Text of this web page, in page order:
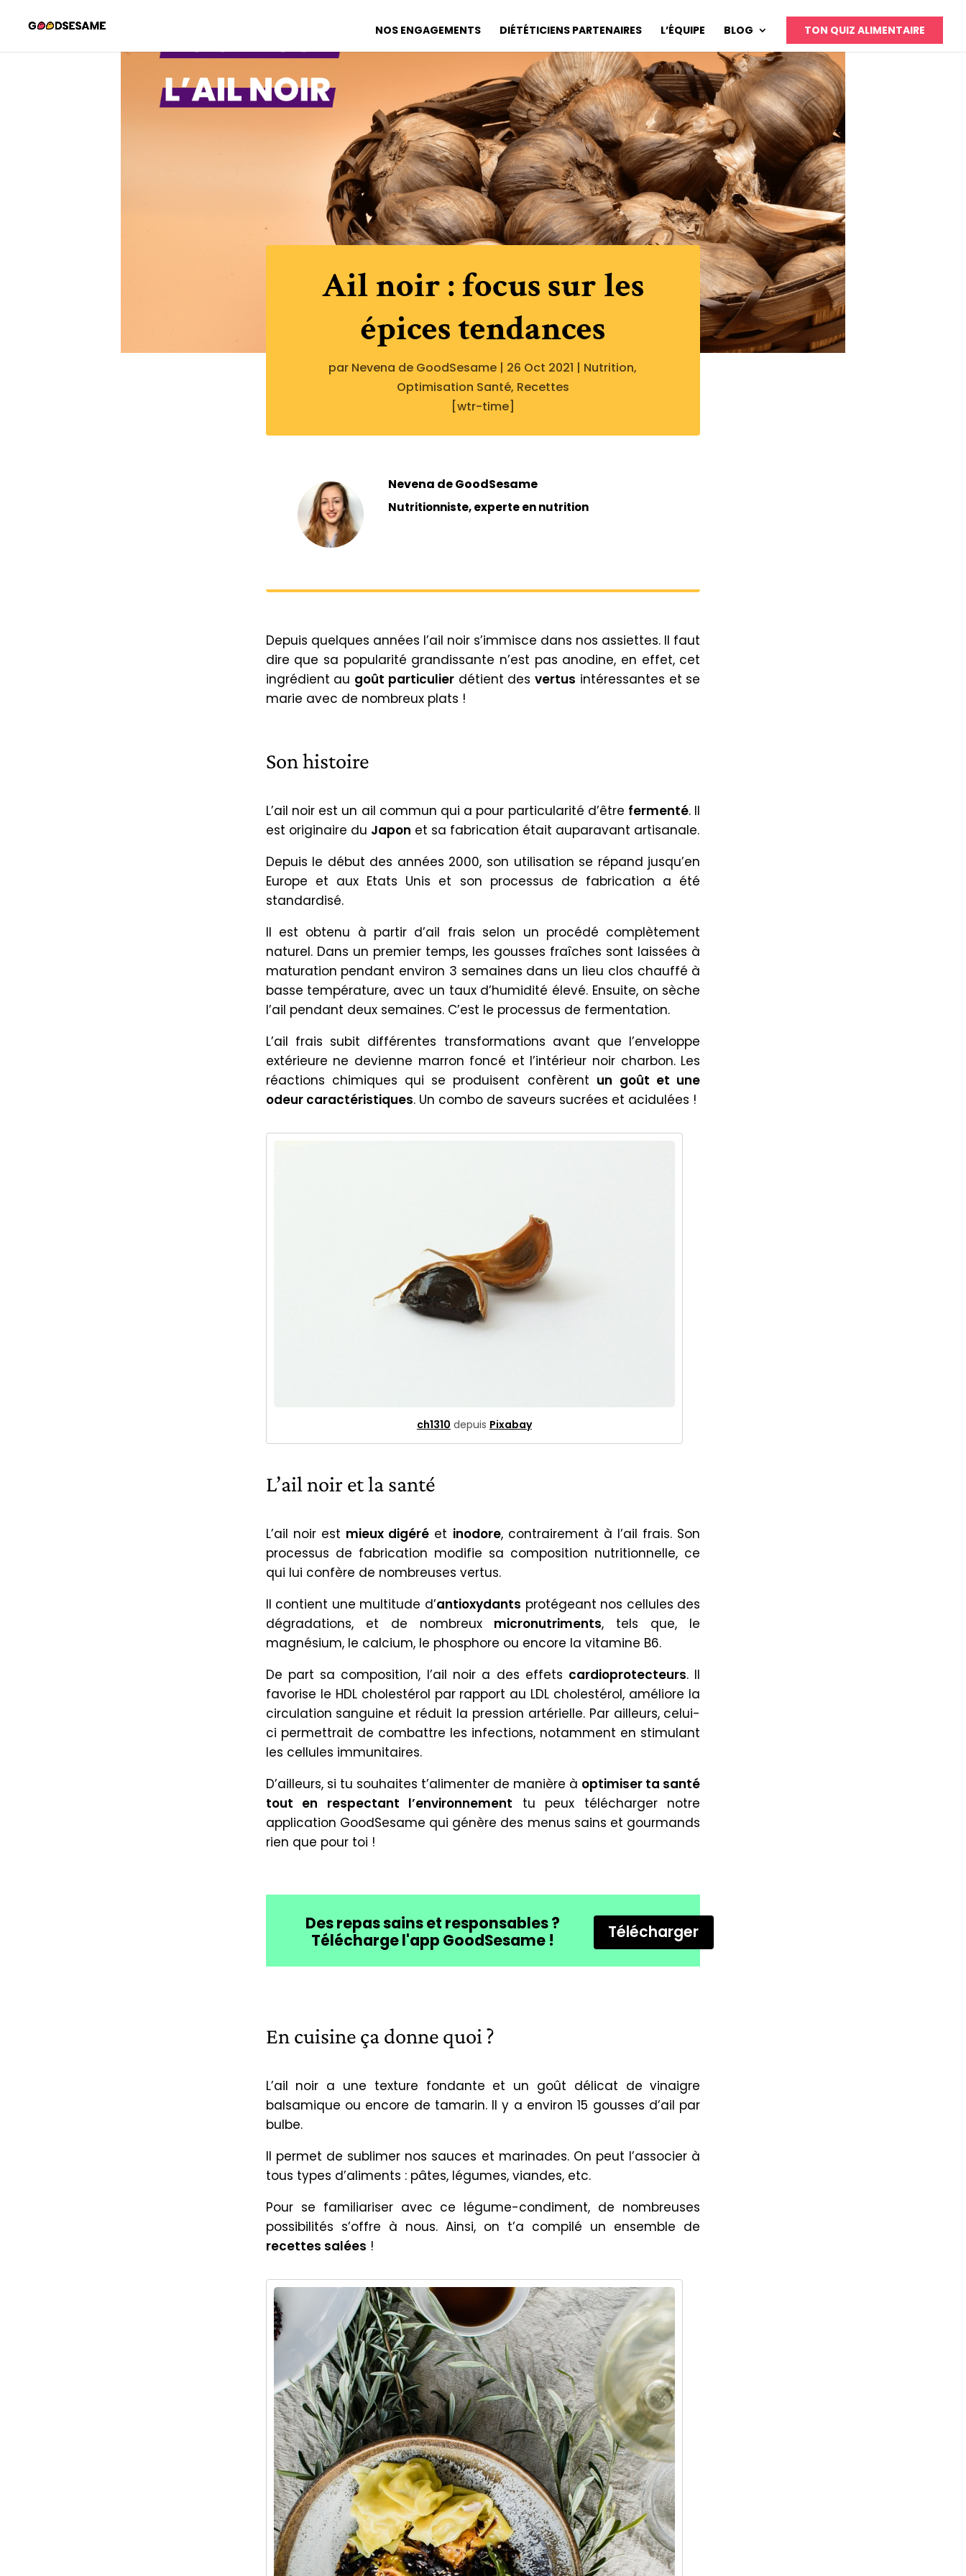
NOS ENGAGEMENTS DIÉTÉTICIENS PARTENAIRES L’ÉQUIPE BLOG TON QUIZ ALIMENTAIRE
Ail noir : focus sur les
épices tendances
par Nevena de GoodSesame | 26 Oct 2021 | Nutrition,
Optimisation Santé, Recettes
[wtr-time]
Nevena de GoodSesame
Nutritionniste, experte en nutrition
Depuis quelques années l’ail noir s’immisce dans nos assiettes. Il faut
dire que sa popularité grandissante n’est pas anodine, en effet, cet
ingrédient au goût particulierdétient desvertus intéressantes et se
marie avec de nombreux plats !
Son histoire
L’ail noir est un ail commun qui a pour particularité d’être fermenté. Il
est originaire du Japon et sa fabrication était auparavant artisanale.
Depuis le début des années 2000, son utilisation se répand jusqu’en
Europe et aux Etats Unis et son processus de fabrication a été
standardisé.
Il est obtenu à partir d’ail frais selon un procédé complètement
naturel. Dans un premier temps, les gousses fraîches sont laissées à
maturation pendant environ 3 semaines dans un lieu clos chauffé à
basse température, avec un taux d’humidité élevé. Ensuite, on sèche
l’ail pendant deux semaines. C’est le processus de fermentation.
L’ail frais subit différentes transformations avant que l’enveloppe
extérieure ne devienne marron foncé et l’intérieur noir charbon. Les
réactions chimiques qui se produisent confèrent un goût et une
odeur caractéristiques. Un combo de saveurs sucrées et acidulées !
ch1310 depuis Pixabay
L’ail noir et la santé
L’ail noir est mieux digéré et inodore, contrairement à l’ail frais. Son
processus de fabrication modifie sa composition nutritionnelle, ce
qui lui confère de nombreuses vertus.
Il contient une multitude d’antioxydants protégeant nos cellules des
dégradations, et de nombreux micronutriments, tels que, le
magnésium, le calcium, le phosphore ou encore la vitamine B6.
De part sa composition, l’ail noir a des effets cardioprotecteurs. Il
favorise le HDL cholestérol par rapport au LDL cholestérol, améliore la
circulation sanguine et réduit la pression artérielle. Par ailleurs, celui-
ci permettrait de combattre les infections, notamment en stimulant
les cellules immunitaires.
D’ailleurs, si tu souhaites t’alimenter de manière à optimiser ta santé
tout en respectant l’environnement tu peux télécharger notre
application GoodSesame qui génère des menus sains et gourmands
rien que pour toi !
Des repas sains et responsables ?
Télécharge l'app GoodSesame !
Télécharger
En cuisine ça donne quoi ?
L’ail noir a une texture fondante et un goût délicat de vinaigre
balsamique ou encore de tamarin. Il y a environ 15 gousses d’ail par
bulbe.
Il permet de sublimer nos sauces et marinades. On peut l’associer à
tous types d’aliments : pâtes, légumes, viandes, etc.
Pour se familiariser avec ce légume-condiment, de nombreuses
possibilités s’offre à nous. Ainsi, on t’a compilé un ensemble de
recettes salées !